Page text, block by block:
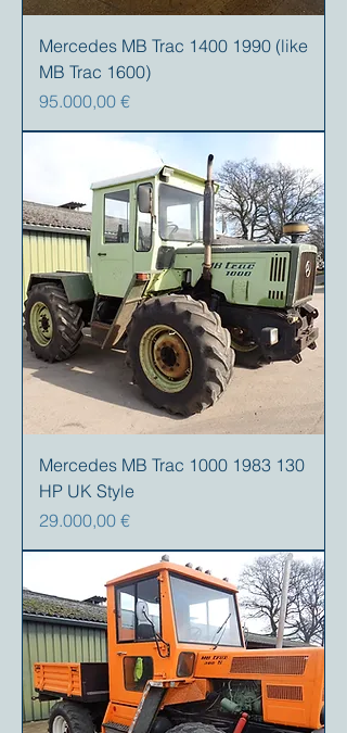
Mercedes MB Trac 1400 1990 (like
MB Trac 1600)
Prezzo
95.000,00 €
Mercedes MB Trac 1000 1983 130
HP UK Style
Prezzo
29.000,00 €